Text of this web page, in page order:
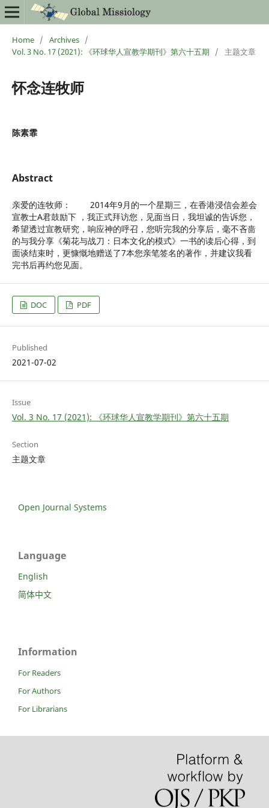
Home / Archives /
Vol. 3 No. 17 (2021): 《环球华人宣教学期刊》第六十五期
/ 主题文章
怀念连牧师
陈素霏
Abstract
亲爱的连牧师： 2014年9月的一个星期三，在香港浸信会差会
宣教士A君鼓励下 ，我正式拜访您，见面当日，我坦诚的告诉您，
希望透过宣教研究，响应神的呼召，您听完我的分享后，毫不吝啬
的与我分享《菊花与战刀：日本文化的模式》一书的读后心得，到
面谈结束时，更慷慨地赠送了7本您亲笔签名的著作，并建议我看
完书后再约您见面。
DOC PDF
Published
2021-07-02
Issue
Vol. 3 No. 17 (2021): 《环球华人宣教学期刊》第六十五期
Section
主题文章
Open Journal Systems
Language
English
简体中文
Information
For Readers
For Authors
For Librarians